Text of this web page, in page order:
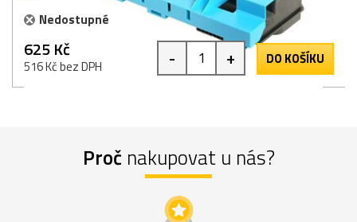
Nedostupné
625 Kč
516 Kč bez DPH - + DO KOŠÍKU
Proč nakupovat u nás?